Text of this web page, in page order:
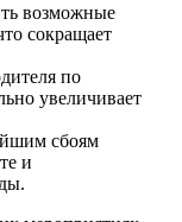
возможные
сокращает
по
увеличивает
сбоям
и